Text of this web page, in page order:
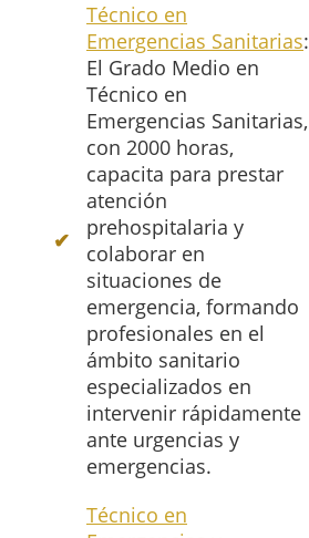
Técnico en
Emergencias Sanitarias:
El Grado Medio en
Técnico en
Emergencias Sanitarias,
con 2000 horas,
capacita para prestar
atención
prehospitalaria y
colaborar en
situaciones de
emergencia, formando
profesionales en el
ámbito sanitario
especializados en
intervenir rápidamente
ante urgencias y
emergencias.
Técnico en